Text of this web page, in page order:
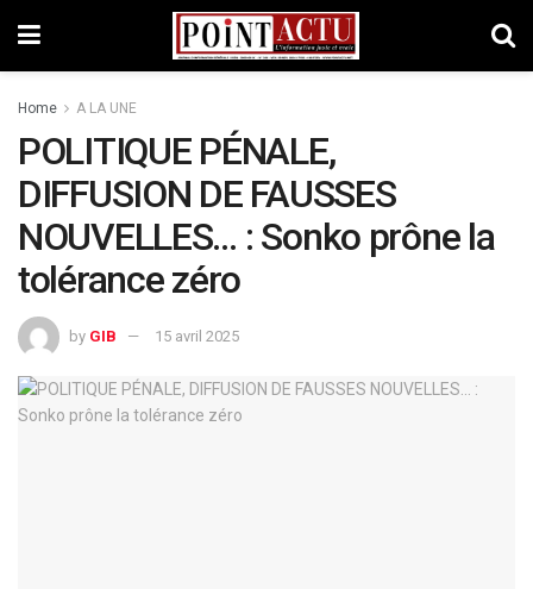
Home A LA UNE
POLITIQUE PÉNALE,
DIFFUSION DE FAUSSES
NOUVELLES… : Sonko prône la
tolérance zéro
by GIB 15 avril 2025